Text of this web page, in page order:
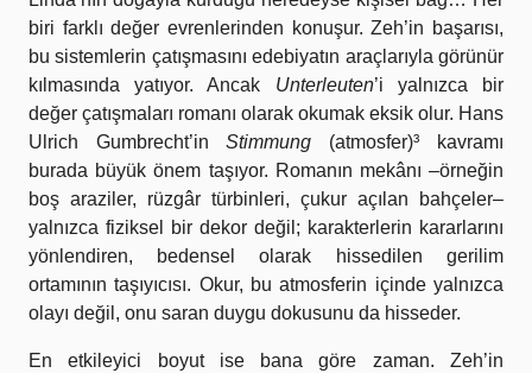
biri farklı değer evrenlerinden konuşur. Zeh’in başarısı,
bu sistemlerin çatışmasını edebiyatın araçlarıyla görünür
kılmasında yatıyor. Ancak Unterleuten’i yalnızca bir
değer çatışmaları romanı olarak okumak eksik olur. Hans
Ulrich Gumbrecht’inStimmung (atmosfer)³ kavramı
burada büyük önem taşıyor. Romanın mekânı –örneğin
boş araziler, rüzgâr türbinleri, çukur açılan bahçeler–
yalnızca fiziksel bir dekor değil; karakterlerin kararlarını
yönlendiren, bedensel olarak hissedilen gerilim
ortamının taşıyıcısı. Okur, bu atmosferin içinde yalnızca
olayı değil, onu saran duygu dokusunu da hisseder.
En etkileyici boyut ise bana göre zaman. Zeh’in